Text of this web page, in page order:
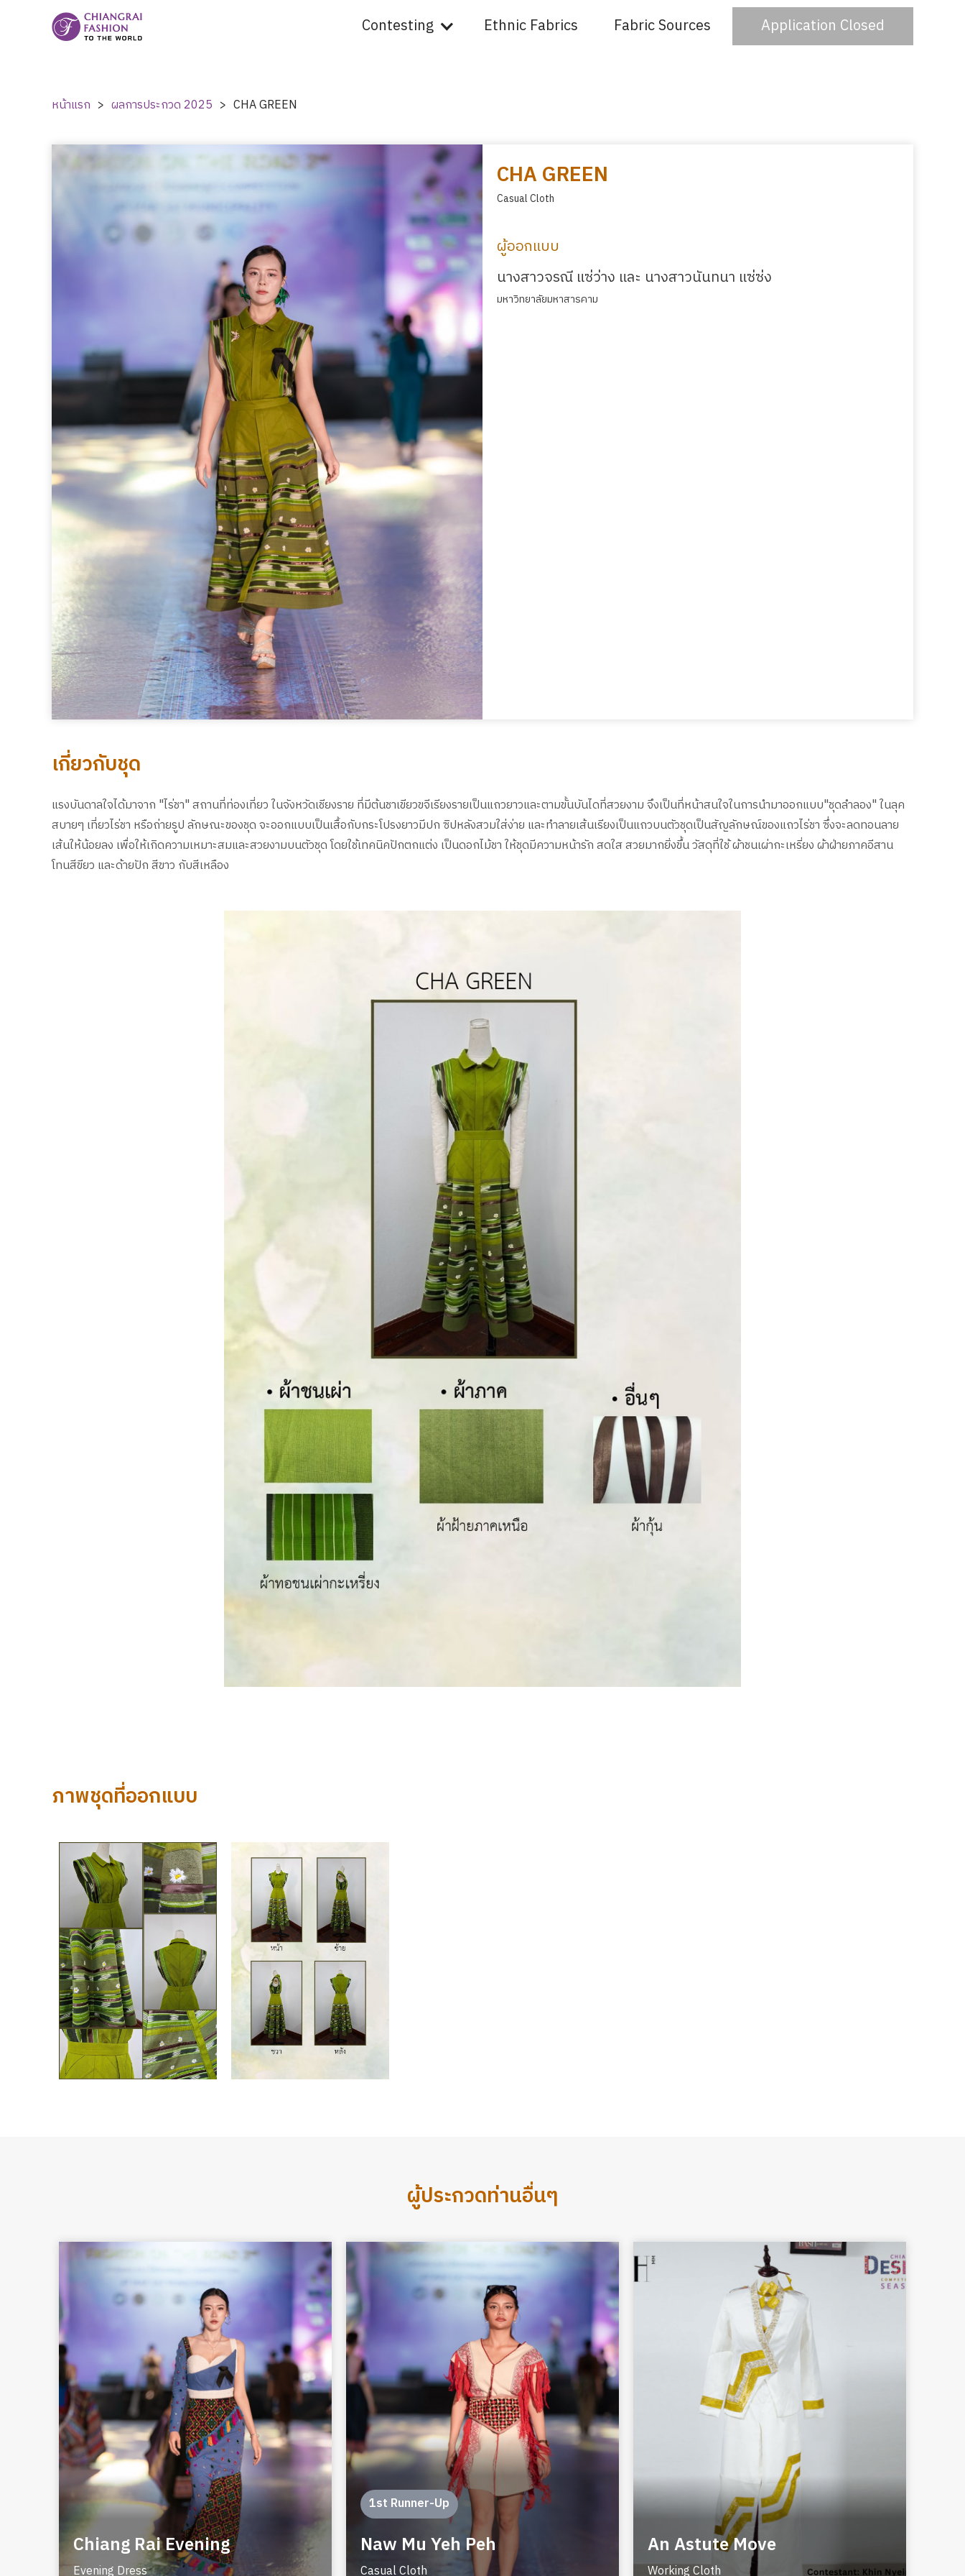
Contesting Ethnic Fabrics Fabric Sources Application Closed
หน้าแรก > ผลการประกวด 2025 > CHA GREEN
CHA GREEN
Casual Cloth
ผู้ออกแบบ
นางสาวจรณี แซ่ว่าง และ นางสาวนันทนา แซ่ซ่ง
มหาวิทยาลัยมหาสารคาม
เกี่ยวกับชุด
แรงบันดาลใจได้มาจาก "ไร่ชา" สถานที่ท่องเที่ยว ในจังหวัดเชียงราย ที่มีต้นชาเขียวขจีเรียงรายเป็นแถวยาวและตามขั้นบันไดที่สวยงาม จึงเป็นที่หน้าสนใจในการนำมาออกแบบ"ชุดลำลอง" ในลุค
สบายๆ เที่ยวไร่ชา หรือถ่ายรูป ลักษณะของชุด จะออกแบบเป็นเสื้อกับกระโปรงยาวมีปก ซิปหลังสวมใส่ง่าย และทำลายเส้นเรียงเป็นแถวบนตัวชุดเป็นสัญลักษณ์ของแถวไร่ชา ซึ่งจะลดทอนลาย
เส้นให้น้อยลง เพื่อให้เกิดความเหมาะสมและสวยงามบนตัวชุด โดยใช้เทคนิคปักตกแต่ง เป็นดอกไม้ชา ให้ชุดมีความหน้ารัก สดใส สวยมากยิ่งขึ้น วัสดุที่ใช้ ผ้าชนเผ่ากะเหรี่ยง ผ้าฝ่ายภาคอีสาน
โทนสีขียว และด้ายปัก สีขาว กับสีเหลือง
ภาพชุดที่ออกแบบ
ผู้ประกวดท่านอื่นๆ
Chiang Rai Evening
Evening Dress
1st Runner-Up
Naw Mu Yeh Peh
Casual Cloth
An Astute Move
Working Cloth